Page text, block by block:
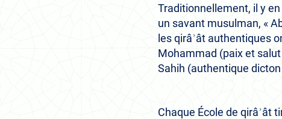
Traditionnellement, il y
un savant musulman, «
les qirâʾât authentiques
Mohammad (paix et
Sahih (authentique
Chaque École de qirâʾât